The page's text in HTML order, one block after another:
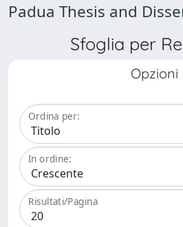
Padua Thesis and
Sfoglia per
Opzioni
Ordina per:
In ordine:
Risultati/Pagina